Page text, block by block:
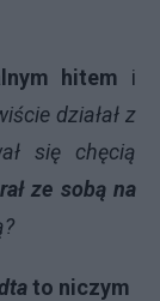
hitem i
działał z
się chęcią
ze sobą na
to niczym